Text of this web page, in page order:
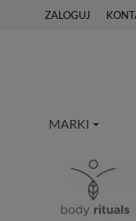
ZALOGUJ
MARKI